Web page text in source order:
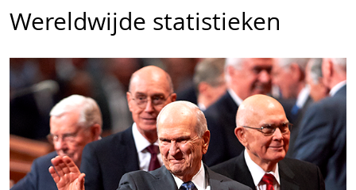
Wereldwijde statistieken